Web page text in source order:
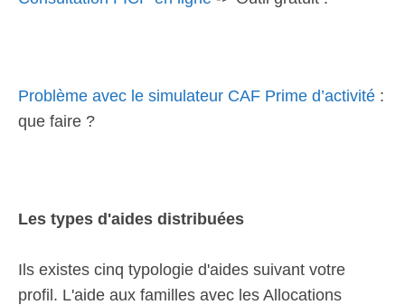
Problème avec le simulateur CAF Prime d’activité :
que faire ?
Les types d'aides distribuées
Ils existes cinq typologie d'aides suivant votre
profil. L'aide aux familles avec les Allocations